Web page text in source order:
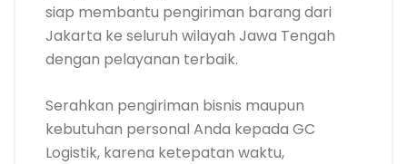
siap membantu pengiriman barang dari
Jakarta ke seluruh wilayah Jawa Tengah
dengan pelayanan terbaik.
Serahkan pengiriman bisnis maupun
kebutuhan personal Anda kepada GC
Logistik, karena ketepatan waktu,